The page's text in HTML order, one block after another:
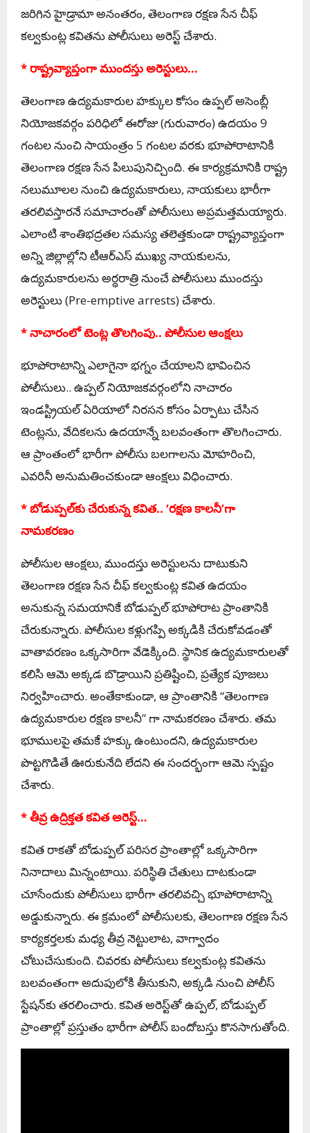
జరిగిన హైడ్రామా అనంతరం, తెలంగాణ రక్షణ సేన చీఫ్
కల్వకుంట్ల కవితను పోలీసులు అరెస్ట్ చేశారు.
* రాష్ట్రవ్యాప్తంగా ముందస్తు అరెస్టులు…
తెలంగాణ ఉద్యమకారుల హక్కుల కోసం ఉప్పల్ అసెంబ్లీ
నియోజకవర్గం పరిధిలో ఈరోజు (గురువారం) ఉదయం 9
గంటల నుంచి సాయంత్రం 5 గంటల వరకు భూపోరాటానికి
తెలంగాణ రక్షణ సేన పిలుపునిచ్చింది. ఈ కార్యక్రమానికి రాష్ట్ర
నలుమూలల నుంచి ఉద్యమకారులు, నాయకులు భారీగా
తరలివస్తారనే సమాచారంతో పోలీసులు అప్రమత్తమయ్యారు.
ఎలాంటి శాంతిభద్రతల సమస్య తలెత్తకుండా రాష్ట్రవ్యాప్తంగా
అన్ని జిల్లాల్లోని టీఆర్ఎస్ ముఖ్య నాయకులను,
ఉద్యమకారులను అర్ధరాత్రి నుంచే పోలీసులు ముందస్తు
అరెస్టులు (Pre-emptive arrests) చేశారు.
* నాచారంలో టెంట్ల తొలగింపు.. పోలీసుల ఆంక్షలు
భూపోరాటాన్ని ఎలాగైనా భగ్నం చేయాలని భావించిన
పోలీసులు.. ఉప్పల్ నియోజకవర్గంలోని నాచారం
ఇండస్ట్రియల్ ఏరియాలో నిరసన కోసం ఏర్పాటు చేసిన
టెంట్లను, వేదికలను ఉదయాన్నే బలవంతంగా తొలగించారు.
ఆ ప్రాంతంలో భారీగా పోలీసు బలగాలను మోహరించి,
ఎవరినీ అనుమతించకుండా ఆంక్షలు విధించారు.
* బోడుప్పల్‌కు చేరుకున్న కవిత.. ‘రక్షణ కాలనీ’గా
నామకరణం
పోలీసుల ఆంక్షలు, ముందస్తు అరెస్టులను దాటుకుని
తెలంగాణ రక్షణ సేన చీఫ్ కల్వకుంట్ల కవిత ఉదయం
అనుకున్న సమయానికే బోడుప్పల్ భూపోరాట ప్రాంతానికి
చేరుకున్నారు. పోలీసుల కళ్లుగప్పి అక్కడికి చేరుకోవడంతో
వాతావరణం ఒక్కసారిగా వేడెక్కింది. స్థానిక ఉద్యమకారులతో
కలిసి ఆమె అక్కడ బొడ్రాయిని ప్రతిష్టించి, ప్రత్యేక పూజలు
నిర్వహించారు. అంతేకాకుండా, ఆ ప్రాంతానికి “తెలంగాణ
ఉద్యమకారుల రక్షణ కాలనీ” గా నామకరణం చేశారు. తమ
భూములపై తమకే హక్కు ఉంటుందని, ఉద్యమకారుల
పొట్టగొడితే ఊరుకునేది లేదని ఈ సందర్భంగా ఆమె స్పష్టం
చేశారు.
* తీవ్ర ఉద్రిక్తత కవిత అరెస్ట్…
కవిత రాకతో బోడుప్పల్ పరిసర ప్రాంతాల్లో ఒక్కసారిగా
నినాదాలు మిన్నంటాయి. పరిస్థితి చేతులు దాటకుండా
చూసేందుకు పోలీసులు భారీగా తరలివచ్చి భూపోరాటాన్ని
అడ్డుకున్నారు. ఈ క్రమంలో పోలీసులకు, తెలంగాణ రక్షణ సేన
కార్యకర్తలకు మధ్య తీవ్ర నెట్టులాట, వాగ్వాదం
చోటుచేసుకుంది. చివరకు పోలీసులు కల్వకుంట్ల కవితను
బలవంతంగా అదుపులోకి తీసుకుని, అక్కడి నుంచి పోలీస్
స్టేషన్‌కు తరలించారు. కవిత అరెస్ట్‌తో ఉప్పల్, బోడుప్పల్
ప్రాంతాల్లో ప్రస్తుతం భారీగా పోలీస్ బందోబస్తు కొనసాగుతోంది.